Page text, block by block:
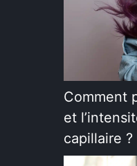
Comment
et
capillaire ?